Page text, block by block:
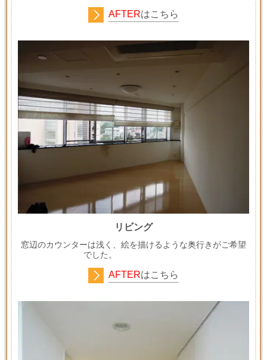
AFTERはこちら
リビング
窓辺のカウンターは浅く、絵を描けるような奥行きがご希望
でした。
AFTERはこちら